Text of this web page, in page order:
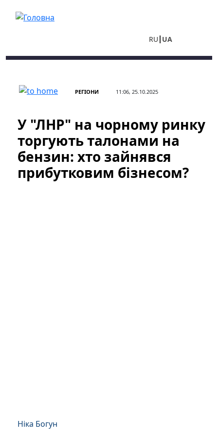
RU UA
РЕГІОНИ 11:06, 25.10.2025
У "ЛНР" на чорному ринку
торгують талонами на
бензин: хто зайнявся
прибутковим бізнесом?
Ніка Богун